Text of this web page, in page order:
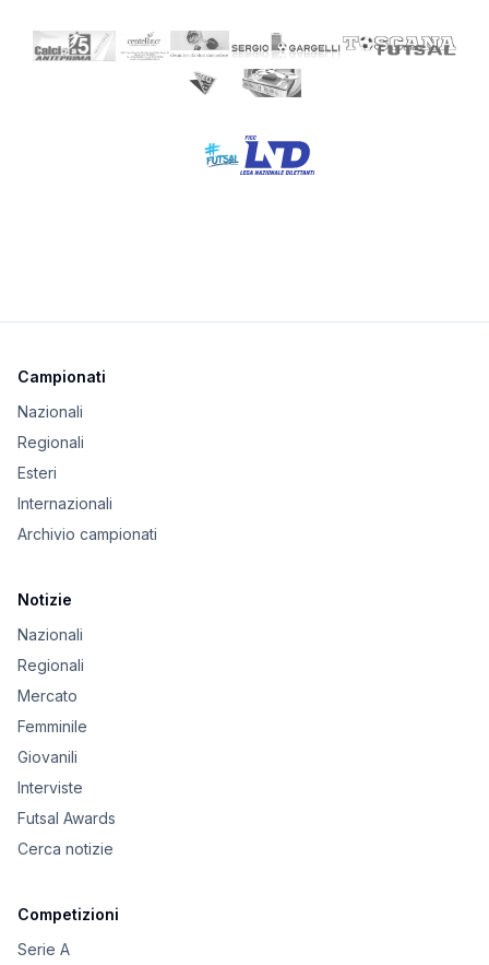
Campionati
Nazionali
Regionali
Esteri
Internazionali
Archivio campionati
Notizie
Nazionali
Regionali
Mercato
Femminile
Giovanili
Interviste
Futsal Awards
Cerca notizie
Competizioni
Serie A